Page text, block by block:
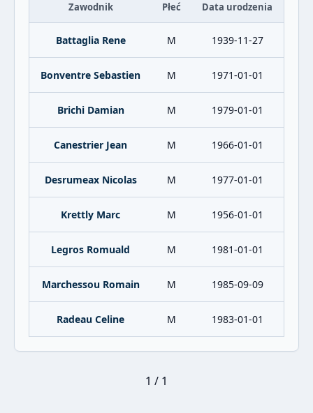
Zawodnik Płeć Data urodzenia
Battaglia Rene M 1939-11-27
Bonventre Sebastien M 1971-01-01
Brichi Damian M 1979-01-01
Canestrier Jean M 1966-01-01
Desrumeax Nicolas M 1977-01-01
Krettly Marc M 1956-01-01
Legros Romuald M 1981-01-01
Marchessou Romain M 1985-09-09
Radeau Celine M 1983-01-01
1 / 1